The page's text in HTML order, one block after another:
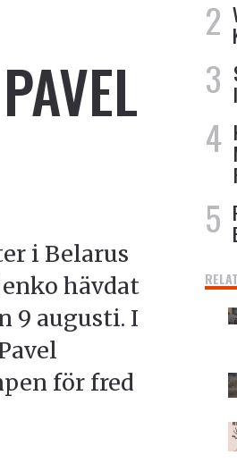
i Belarus
hävdat
9 augusti. I
för fred